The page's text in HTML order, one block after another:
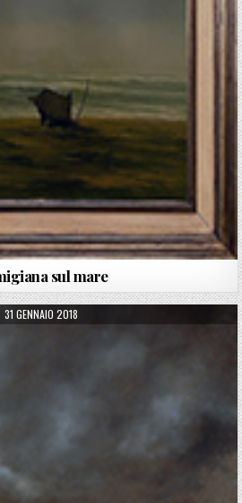
sul mare
PUBLISHED DATE:
31 GENNAIO 2018